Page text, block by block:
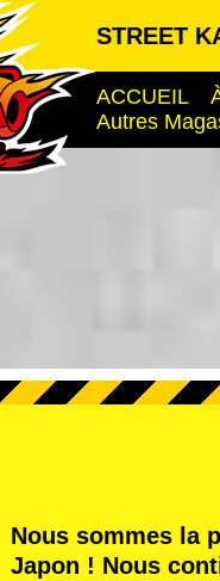
STREET
ACCUEIL
Autres
Nous sommes la
Japon ! Nous